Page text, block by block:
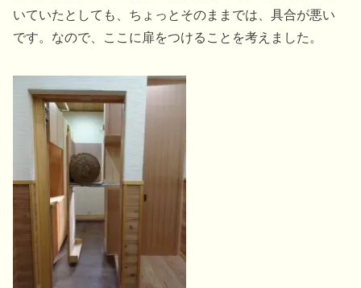
いていたとしても、ちょっとそのままでは、具合が悪い
です。なので、ここに扉をつけることを考えました。